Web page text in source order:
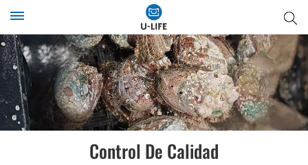
Control De Calidad